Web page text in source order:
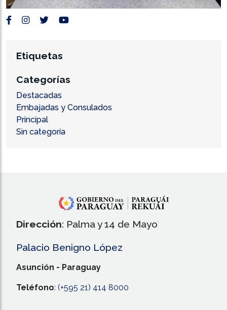
Etiquetas
Categorías
Destacadas
Embajadas y Consulados
Principal
Sin categoría
Dirección: Palma y 14 de Mayo
Palacio Benigno López
Asunción - Paraguay
Teléfono: (+595 21) 414 8000